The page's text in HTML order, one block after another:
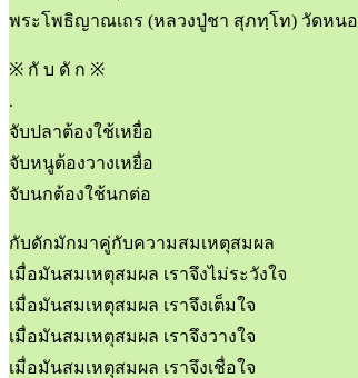
พระโพธิญาณเถร (หลวงปู่ชา สุภทฺโท) วัดหน
※ กั บ ดั ก ※
.
จับปลาต้องใช้เหยื่อ
จับหนูต้องวางเหยื่อ
จับนกต้องใช้นกต่อ
กับดักมักมาคู่กับความสมเหตุสมผล
เมื่อมันสมเหตุสมผล เราจึงไม่ระวังใจ
เมื่อมันสมเหตุสมผล เราจึงเต็มใจ
เมื่อมันสมเหตุสมผล เราจึงวางใจ
เมื่อมันสมเหตุสมผล เราจึงเชื่อใจ